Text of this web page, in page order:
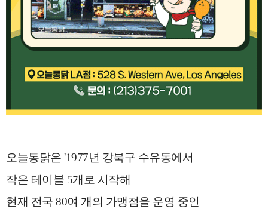
오늘통닭은 '1977년 강북구 수유동에서
작은 테이블 5개로 시작해
현재 전국 80여 개의 가맹점을 운영 중인